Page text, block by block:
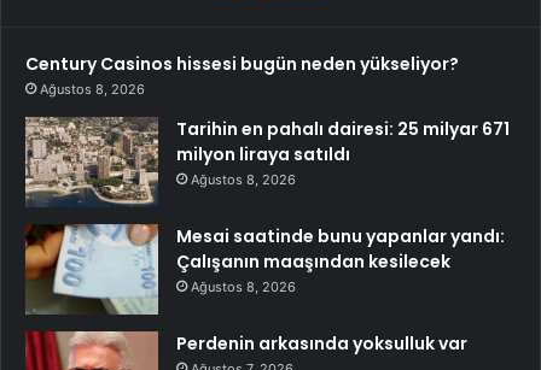
Century Casinos hissesi bugün neden yükseliyor?
Ağustos 8, 2026
Tarihin en pahalı dairesi: 25 milyar 671
milyon liraya satıldı
Ağustos 8, 2026
Mesai saatinde bunu yapanlar yandı:
Çalışanın maaşından kesilecek
Ağustos 8, 2026
Perdenin arkasında yoksulluk var